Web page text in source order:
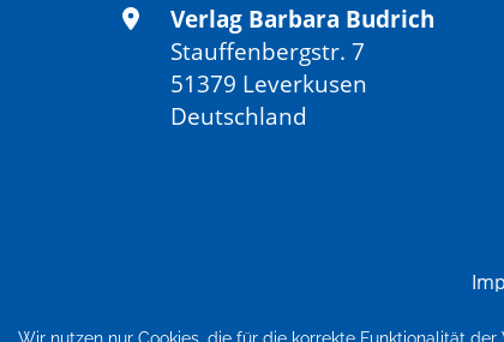
Verlag Barbara Budrich
Stauffenbergstr. 7
51379 Leverkusen
Deutschland